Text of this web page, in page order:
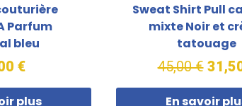
Parfum
bleu
€
plus
Sweat Shirt Pull
mixte Noir et
tatouage
45,00 €
En savoir